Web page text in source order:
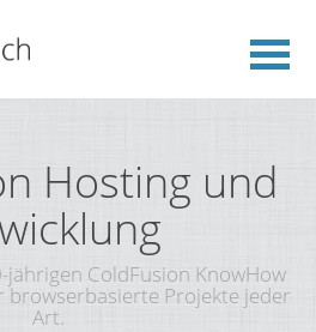
Hosting und
ColdFusion KnowHow
browserbasierte Projekte jeder
Art.